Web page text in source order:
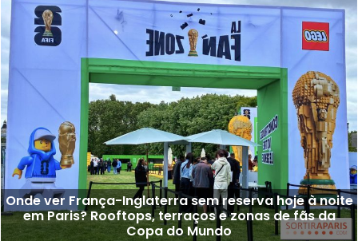
Onde ver França-Inglaterra sem reserva hoje à noite
em Paris? Rooftops, terraços e zonas de fãs da
Copa do Mundo